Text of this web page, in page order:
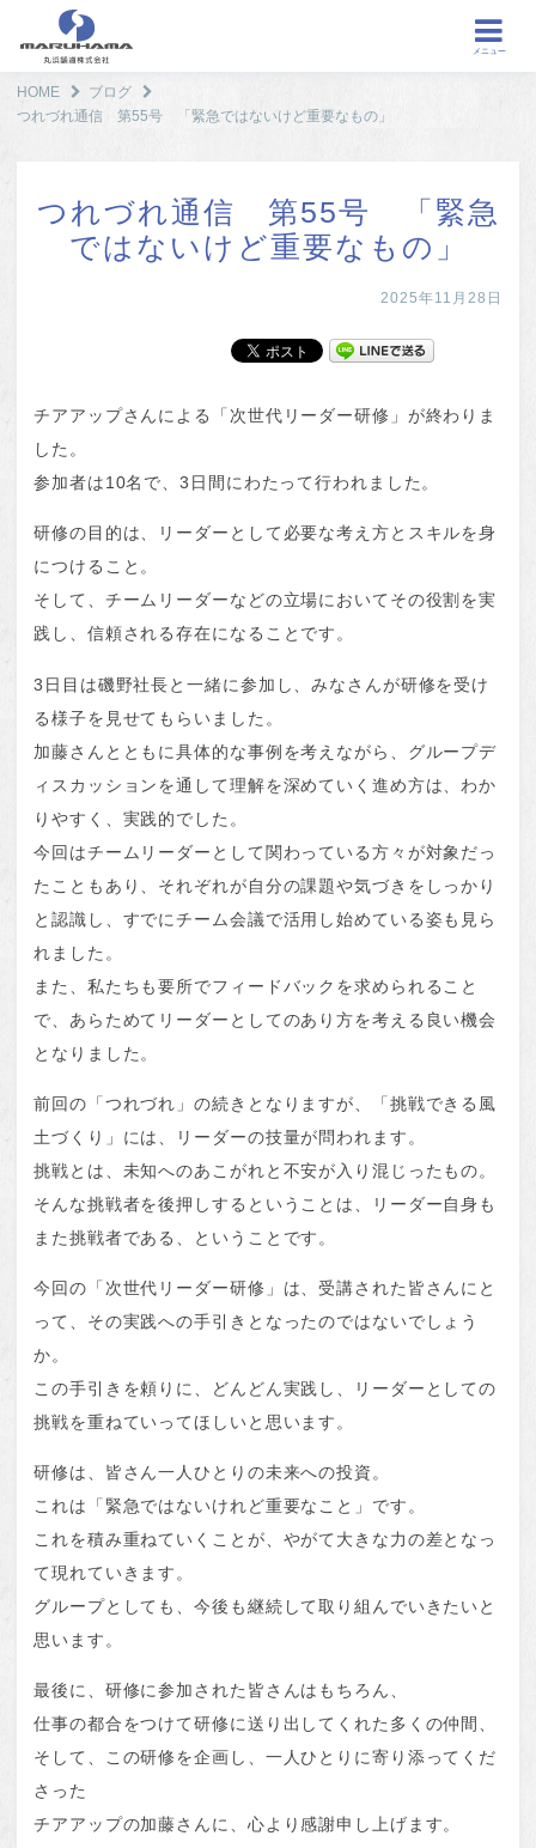
メニュー
HOME
ブログ
つれづれ通信 第55号 「緊急ではないけど重要なもの」
つれづれ通信 第55号 「緊急
ではないけど重要なもの」
2025年11月28日
チアアップさんによる「次世代リーダー研修」が終わりま
した。
参加者は10名で、3日間にわたって行われました。
研修の目的は、リーダーとして必要な考え方とスキルを身
につけること。
そして、チームリーダーなどの立場においてその役割を実
践し、信頼される存在になることです。
3日目は磯野社長と一緒に参加し、みなさんが研修を受け
る様子を見せてもらいました。
加藤さんとともに具体的な事例を考えながら、グループデ
ィスカッションを通して理解を深めていく進め方は、わか
りやすく、実践的でした。
今回はチームリーダーとして関わっている方々が対象だっ
たこともあり、それぞれが自分の課題や気づきをしっかり
と認識し、すでにチーム会議で活用し始めている姿も見ら
れました。
また、私たちも要所でフィードバックを求められること
で、あらためてリーダーとしてのあり方を考える良い機会
となりました。
前回の「つれづれ」の続きとなりますが、「挑戦できる風
土づくり」には、リーダーの技量が問われます。
挑戦とは、未知へのあこがれと不安が入り混じったもの。
そんな挑戦者を後押しするということは、リーダー自身も
また挑戦者である、ということです。
今回の「次世代リーダー研修」は、受講された皆さんにと
って、その実践への手引きとなったのではないでしょう
か。
この手引きを頼りに、どんどん実践し、リーダーとしての
挑戦を重ねていってほしいと思います。
研修は、皆さん一人ひとりの未来への投資。
これは「緊急ではないけれど重要なこと」です。
これを積み重ねていくことが、やがて大きな力の差となっ
て現れていきます。
グループとしても、今後も継続して取り組んでいきたいと
思います。
最後に、研修に参加された皆さんはもちろん、
仕事の都合をつけて研修に送り出してくれた多くの仲間、
そして、この研修を企画し、一人ひとりに寄り添ってくだ
さった
チアアップの加藤さんに、心より感謝申し上げます。